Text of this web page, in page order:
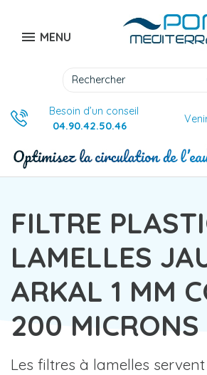
 MENU
Besoin d’un conseil
04.90.42.50.46
FILTRE
LAMELLES
ARKAL 1 MM
200 MICRONS
Les filtres à lamelles